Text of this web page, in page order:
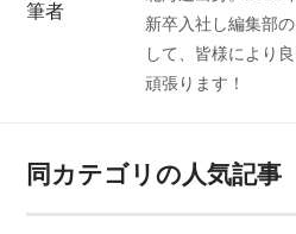
筆者
新卒入社し編集部
して、皆様により
頑張ります！
同カテゴリの人気記事